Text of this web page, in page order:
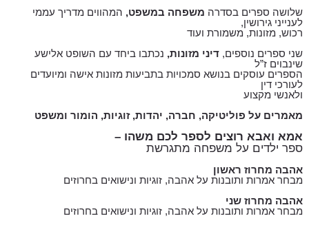
שלושה ספרים בסדרה משפחה במשפט, המהווים מדריך עממי
לענייני גירושין,
רכוש, מזונות, משמורת ועוד
שני ספרים נוספים, דיני מזונות, נכתבו ביחד עם השופט אלישע
שינבוים ז”ל
הספרים עוסקים בנושא סמכויות בתביעות מזונות אישה ומיועדים
לעורכי דין
ולאנשי מקצוע
מאמרים על פוליטיקה, חברה, יהדות, זוגיות, הומור ומשפט
אמא ואבא רוצים לספר לכם משהו –
ספר ילדים על משפחה מתגרשת
אהבה מחרוז ראשון
מבחר אמרות ותובנות על אהבה, זוגיות ונישואים בחרוזים
אהבה מחרוז שני
מבחר אמרות ותובנות על אהבה, זוגיות ונישואים בחרוזים